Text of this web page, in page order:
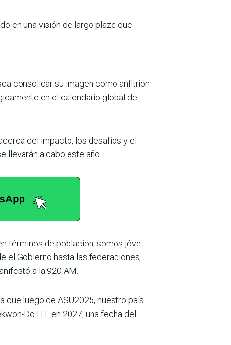
en una visión de largo plazo que
consolidar su imagen como anfitrión
en el calen­dario global de
del impacto, los desa­fíos y el
llevarán a cabo este año.
términos de población, somos jóve­
el Gobierno hasta las federaciones,
a la 920 AM.
que luego de ASU2025, nuestro país
Do ITF en 2027, una fecha del